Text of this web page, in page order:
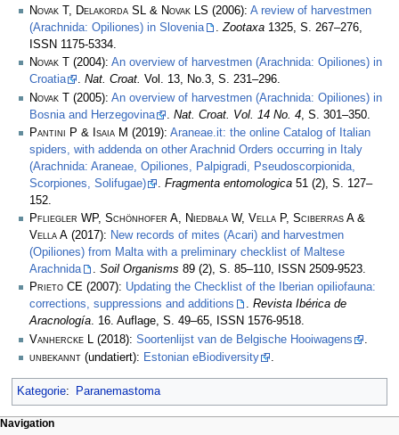
Novak T, Delakorda SL & Novak LS (2006): A review of harvestmen
(Arachnida: Opiliones) in Slovenia
.Zootaxa 1325, S. 267–276,
ISSN 1175-5334.
Novak T
(2004): An overview of harvestmen (Arachnida: Opiliones) in
Croatia
. Nat. Croat. Vol. 13, No.3, S. 231–296.
Novak T (2005): An overview of harvestmen (Arachnida: Opiliones) in
Bosnia and Herzegovina
Nat. Croat. Vol. 14 No. 4 , S. 301–350.
Pantini P & Isaia M (2019): Araneae.it: the online Catalog of Italian
spiders, with addenda on other Arachnid Orders occurring in Italy
(Arachnida: Araneae, Opiliones, Palpigradi, Pseudoscorpionida,
Scorpiones, Solifugae)
. Fragmenta entomologica 51 (2), S. 127–
152.
Pfliegler WP, Schönhofer A, Niedbała W, Vella P, Sciberras A &
Vella A (2017): New records of mites (Acari) and harvestmen
(Opiliones) from Malta with a preliminary checklist of Maltese
Arachnida
. Soil Organisms 89 (2), S. 85–110, ISSN 2509-9523.
Prieto CE (2007): Updating the Checklist of the Iberian opiliofauna:
corrections, suppressions and additions
. Revista Ibérica de
Aracnología. 16. Auflage, S. 49–65, ISSN 1576-9518.
Vanhercke L
(2018): Soortenlijst van de Belgische Hooiwagens
unbekannt (undatiert): Estonian eBiodiversity .
Kategorie: Paranemastoma
Navigation